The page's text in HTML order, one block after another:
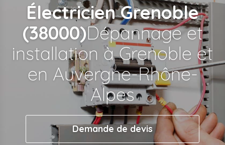
Électricien Grenoble
(38000)Dépannage et
installation à Grenoble et
en Auvergne-Rhône-
Alpes
Demande de devis